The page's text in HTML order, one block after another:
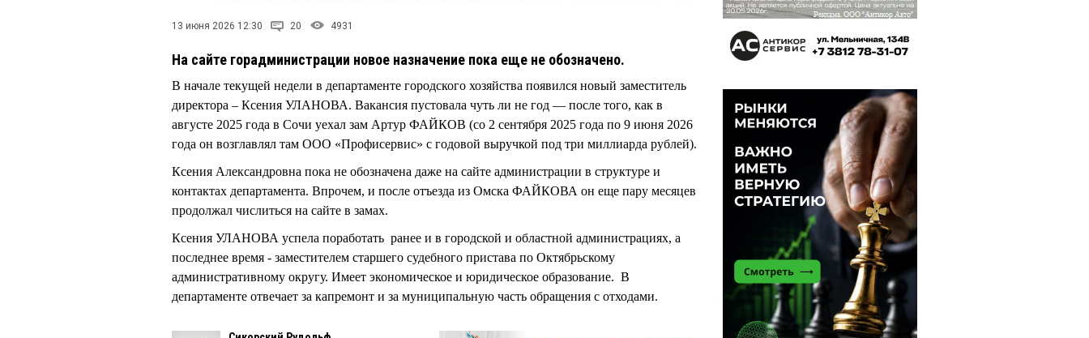
13 июня 2026 12:30 20 4931
На сайте горадминистрации новое назначение пока еще не обозначено.
В начале текущей недели в департаменте городского хозяйства появился новый заместитель
директора – Ксения УЛАНОВА. Вакансия пустовала чуть ли не год — после того, как в
августе 2025 года в Сочи уехал зам Артур ФАЙКОВ (со 2 сентября 2025 года по 9 июня 2026
года он возглавлял там ООО «Профисервис» с годовой выручкой под три миллиарда рублей).
Ксения Александровна пока не обозначена даже на сайте администрации в структуре и
контактах департамента. Впрочем, и после отъезда из Омска ФАЙКОВА он еще пару месяцев
продолжал числиться на сайте в замах.
Ксения УЛАНОВА успела поработать ранее и в городской и областной администрациях, а
последнее время - заместителем старшего судебного пристава по Октябрьскому
административному округу. Имеет экономическое и юридическое образование. В
департаменте отвечает за капремонт и за муниципальную часть обращения с отходами.